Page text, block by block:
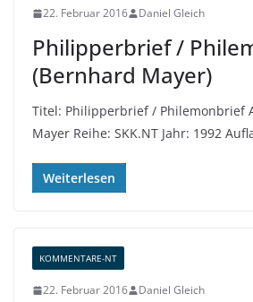
22. Februar 2016 Daniel Gleich
Philipperbrief /
(Bernhard Mayer)
Titel: Philipperbrief / Philemonbrief
Mayer Reihe: SKK.NT Jahr: 1992
Weiterlesen
KOMMENTARE-NT
22. Februar 2016 Daniel Gleich